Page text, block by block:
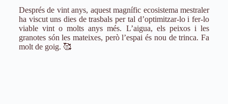
Després de vint anys, aquest magnífic ecosistema mestraler
ha viscut uns dies de trasbals per tal d’optimitzar-lo i fer-lo
viable vint o molts anys més. L’aigua, els peixos i les
granotes són les mateixes, però l’espai és nou de trinca. Fa
molt de goig. 🥰